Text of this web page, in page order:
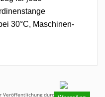
30°C, Maschinen-
Veröffentlichung durch unseren